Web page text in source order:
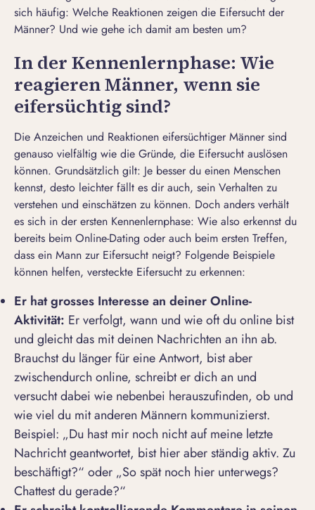
sich häufig: Welche Reaktionen zeigen die Eifersucht der
Männer? Und wie gehe ich damit am besten um?
In der Kennenlernphase: Wie
reagieren Männer, wenn sie
eifersüchtig sind?
Die Anzeichen und Reaktionen eifersüchtiger Männer sind
genauso vielfältig wie die Gründe, die Eifersucht auslösen
können. Grundsätzlich gilt: Je besser du einen Menschen
kennst, desto leichter fällt es dir auch, sein Verhalten zu
verstehen und einschätzen zu können. Doch anders verhält
es sich in der ersten Kennenlernphase: Wie also erkennst du
bereits beim Online-Dating oder auch beim ersten Treffen,
dass ein Mann zur Eifersucht neigt? Folgende Beispiele
können helfen, versteckte Eifersucht zu erkennen:
Er hatgrosses Interesse an deiner Online-
Aktivität: Er verfolgt, wann und wie oft du online bist
und gleicht das mit deinen Nachrichten an ihn ab.
Brauchst du länger für eine Antwort, bist aber
zwischendurch online, schreibt er dich an und
versucht dabei wie nebenbei herauszufinden, ob und
wie viel du mit anderen Männern kommunizierst.
Beispiel: „Du hast mir noch nicht auf meine letzte
Nachricht geantwortet, bist hier aber ständig aktiv. Zu
beschäftigt?“ oder „So spät noch hier unterwegs?
Chattest du gerade?“